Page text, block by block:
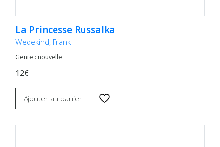
La Princesse Russalka
Wedekind, Frank
Genre : nouvelle
12€
Ajouter au panier